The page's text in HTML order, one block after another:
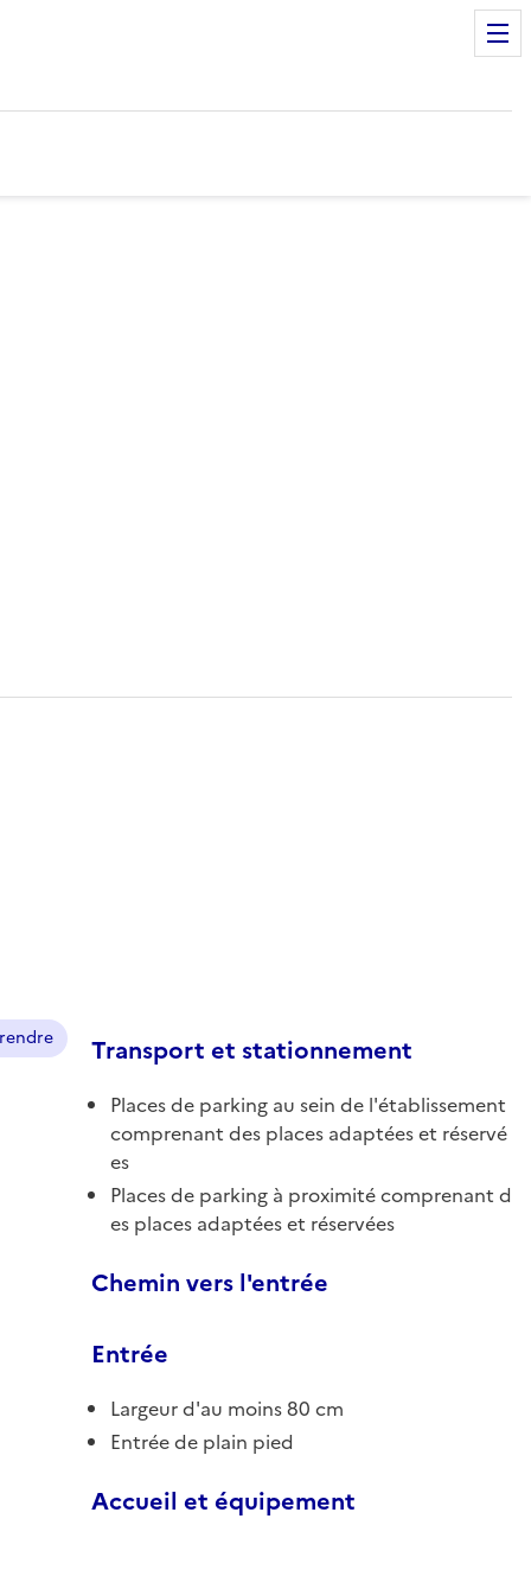
Transport et stationnement
Places de parking au sein de l'établissement
comprenant des places adaptées et réservé
es
Places de parking à proximité comprenant d
es places adaptées et réservées
Chemin vers l'entrée
Entrée
Largeur d'au moins 80 cm
Entrée de plain pied
Accueil et équipement